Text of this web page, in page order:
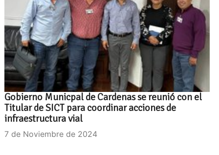
Gobierno Municpal de Cardenas se reunió con el
Titular de SICT para coordinar acciones de
infraestructura vial
7 de Noviembre de 2024